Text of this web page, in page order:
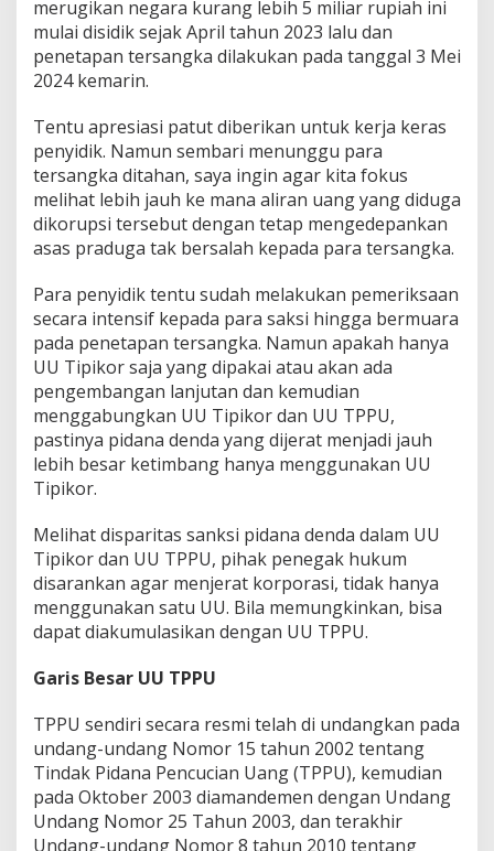
merugikan negara kurang lebih 5 miliar rupiah ini
mulai disidik sejak April tahun 2023 lalu dan
penetapan tersangka dilakukan pada tanggal 3 Mei
2024 kemarin.
Tentu apresiasi patut diberikan untuk kerja keras
penyidik. Namun sembari menunggu para
tersangka ditahan, saya ingin agar kita fokus
melihat lebih jauh ke mana aliran uang yang diduga
dikorupsi tersebut dengan tetap mengedepankan
asas praduga tak bersalah kepada para tersangka.
Para penyidik tentu sudah melakukan pemeriksaan
secara intensif kepada para saksi hingga bermuara
pada penetapan tersangka. Namun apakah hanya
UU Tipikor saja yang dipakai atau akan ada
pengembangan lanjutan dan kemudian
menggabungkan UU Tipikor dan UU TPPU,
pastinya pidana denda yang dijerat menjadi jauh
lebih besar ketimbang hanya menggunakan UU
Tipikor.
Melihat disparitas sanksi pidana denda dalam UU
Tipikor dan UU TPPU, pihak penegak hukum
disarankan agar menjerat korporasi, tidak hanya
menggunakan satu UU. Bila memungkinkan, bisa
dapat diakumulasikan dengan UU TPPU.
Garis Besar UU TPPU
TPPU sendiri secara resmi telah di undangkan pada
undang-undang Nomor 15 tahun 2002 tentang
Tindak Pidana Pencucian Uang (TPPU), kemudian
pada Oktober 2003 diamandemen dengan Undang
Undang Nomor 25 Tahun 2003, dan terakhir
Undang-undang Nomor 8 tahun 2010 tentang